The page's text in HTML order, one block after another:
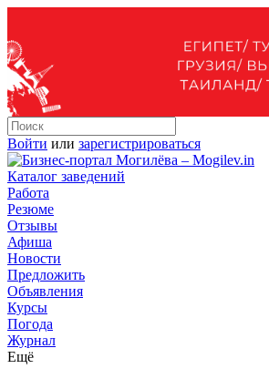
Войти или зарегистрироваться
Каталог заведений
Работа
Резюме
Отзывы
Афиша
Новости
Предложить
Объявления
Курсы
Погода
Журнал
Ещё